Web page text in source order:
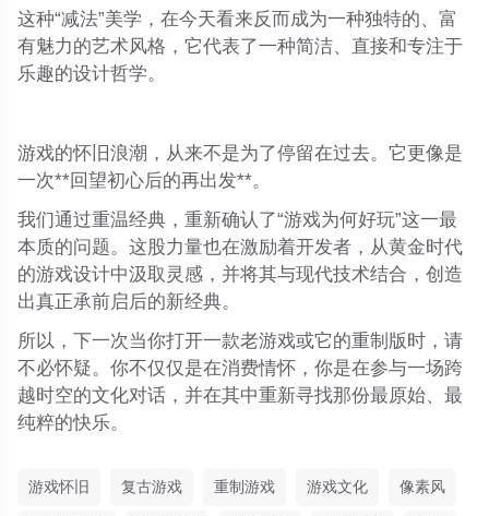
这种“减法”美学，在今天看来反而成为一种独特的、富
有魅力的艺术风格，它代表了一种简洁、直接和专注于
乐趣的设计哲学。
游戏的怀旧浪潮，从来不是为了停留在过去。它更像是
一次**回望初心后的再出发**。
我们通过重温经典，重新确认了“游戏为何好玩”这一最
本质的问题。这股力量也在激励着开发者，从黄金时代
的游戏设计中汲取灵感，并将其与现代技术结合，创造
出真正承前启后的新经典。
所以，下一次当你打开一款老游戏或它的重制版时，请
不必怀疑。你不仅仅是在消费情怀，你是在参与一场跨
越时空的文化对话，并在其中重新寻找那份最原始、最
纯粹的快乐。
游戏怀旧 复古游戏 重制游戏 游戏文化 像素风